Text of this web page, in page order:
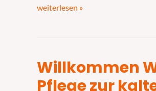
vorbeugen?
weiterlesen »
Willkommen
Pflege zur
Willkommen
Winterbaby!